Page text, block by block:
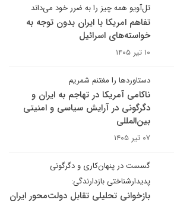
تل‌آویو همه چیز را به ضرر خود می‌داند
تفاهم امریکا با ایران بدون توجه به
خواسته‌های اسرائیل
۱۰ تیر ۱۴۰۵
دستاوردها را مغتنم شمریم
ناکامی آمریکا در تهاجم به ایران و
دگرگونی در آرایش سیاسی و امنیتی
بین‌المللی
۰۷ تیر ۱۴۰۵
گسست در پنهان‌کاری و دگرگونی
پدیدارشناختی بازدارندگی:
بازخوانی تحلیلی تقابل دولت‌محور ایران